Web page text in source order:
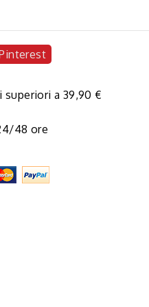
superiori a 39,90 €
48 ore